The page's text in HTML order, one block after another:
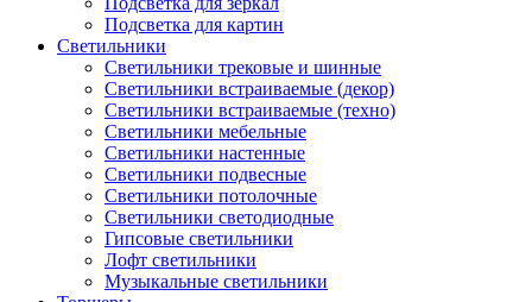
Подсветка для картин
Светильники
Светильники трековые и шинные
Светильники встраиваемые (декор)
Светильники встраиваемые (техно)
Светильники мебельные
Светильники настенные
Светильники подвесные
Светильники потолочные
Светильники светодиодные
Гипсовые светильники
Лофт светильники
Музыкальные светильники